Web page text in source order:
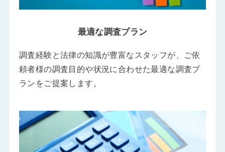
最適な調査プラン
調査経験と法律の知識が豊富なスタッフが、ご依
頼者様の調査目的や状況に合わせた最適な調査プ
ランをご提案します。